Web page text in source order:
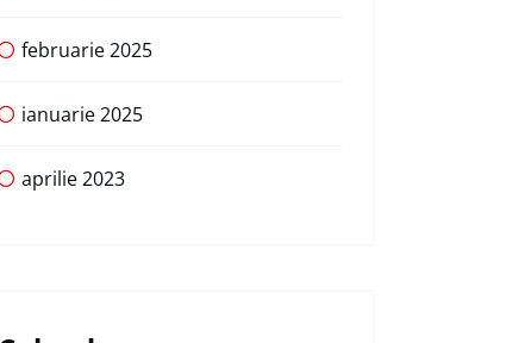
februarie 2025
ianuarie 2025
aprilie 2023